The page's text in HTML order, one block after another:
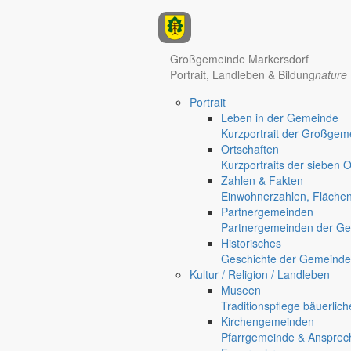
Hotel Nürnberg
Regional werben auf markersdorf.de! anzeigen@gemeinde-
Großgemeinde Markersdorf
Portrait, Landleben & Bildung
Portrait
Leben in der Gemeinde
Kurzportrait der
Ortschaften
Kurzportraits der sieben
Zahlen & Fakten
Einwohnerzahlen,
Partnergemeinden
Partnergemeinden der
Historisches
Geschichte der
Kultur / Religion / Landleben
Museen
Traditionspflege
Kirchengemeinden
Pfarrgemeinde &
Deutsch-Paulsdorf
Jauernick-Buschbach
Was fressen Hund und